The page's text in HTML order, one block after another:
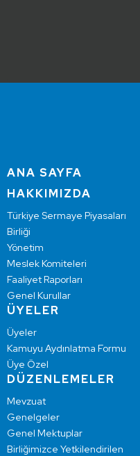
ANA SAYFA
HAKKIMIZDA
Türkiye Sermaye Piyasaları
Birliği
Yönetim
Meslek Komiteleri
Faaliyet Raporları
Genel Kurullar
ÜYELER
Üyeler
Kamuyu Aydınlatma Formu
Üye Özel
DÜZENLEMELER
Mevzuat
Genelgeler
Genel Mektuplar
Birliğimizce Yetkilendirilen